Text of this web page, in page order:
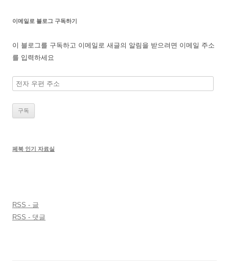
이메일로 블로그 구독하기
이 블로그를 구독하고 이메일로 새글의 알림을 받으려면 이메일 주소
를 입력하세요
전
우
편
페북 인기 자료실
RSS - 글
RSS - 댓글